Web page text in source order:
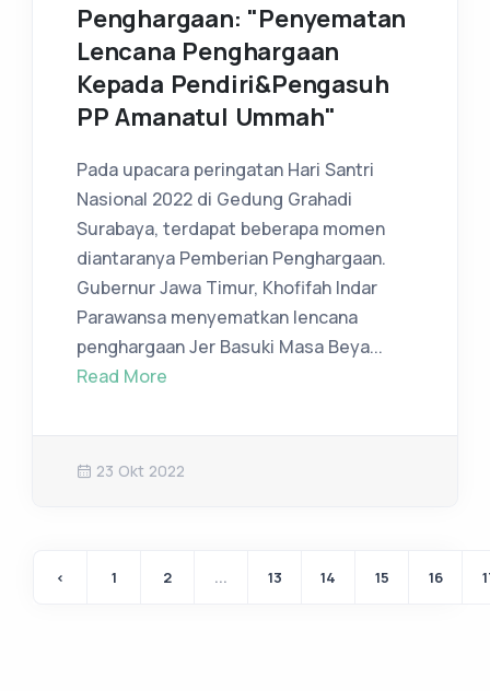
Penghargaan: "Penyematan
Lencana Penghargaan
Kepada Pendiri&Pengasuh
PP Amanatul Ummah"
Pada upacara peringatan Hari Santri
Nasional 2022 di Gedung Grahadi
Surabaya, terdapat beberapa momen
diantaranya Pemberian Penghargaan.
Gubernur Jawa Timur, Khofifah Indar
Parawansa menyematkan lencana
penghargaan Jer Basuki Masa Beya...
Read More
23 Okt 2022
‹ 1 2 ... 13 14 15 16